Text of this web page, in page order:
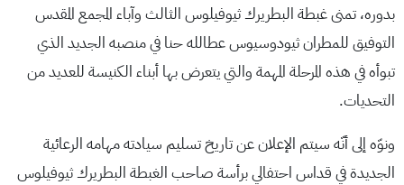
بدوره، تمنى غبطة البطريرك ثيوفيلوس الثالث وآباء المجمع المقدس
التوفيق للمطران ثيودوسيوس عطالله حنا في منصبه الجديد الذي
تبوأه في هذه المرحلة المهمة والتي يتعرض بها أبناء الكنيسة للعديد من
التحديات.
ونوّه إلى أنّه سيتم الإعلان عن تاريخ تسليم سيادته مهامه الرعائية
الجديدة في قداس احتفالي برأسة صاحب الغبطة البطريرك ثيوفيلوس